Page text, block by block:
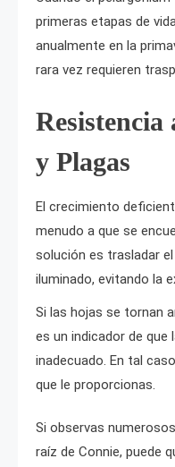
primeras etapas de
anualmente en la
rara vez requieren
Resistencia
y Plagas
El crecimiento
menudo a que se
solución es trasladar
iluminado, evitando la
Si las hojas se tornan
es un indicador de que
inadecuado. En tal
que le proporcionas.
Si observas
raíz de Connie, puede